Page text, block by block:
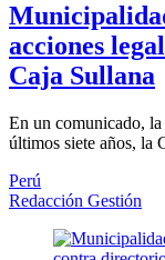
acciones
Caja Sullana
En un comunicado,
últimos siete años, la
Perú
Redacción Gestión